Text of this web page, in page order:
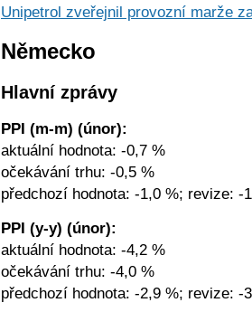
Unipetrol zveřejnil provozní marže
Německo
Hlavní zprávy
PPI (m-m) (únor):
aktuální hodnota: -0,7 %
očekávání trhu: -0,5 %
předchozí hodnota: -1,0 %; revize: -
PPI (y-y) (únor):
aktuální hodnota: -4,2 %
očekávání trhu: -4,0 %
předchozí hodnota: -2,9 %; revize: -